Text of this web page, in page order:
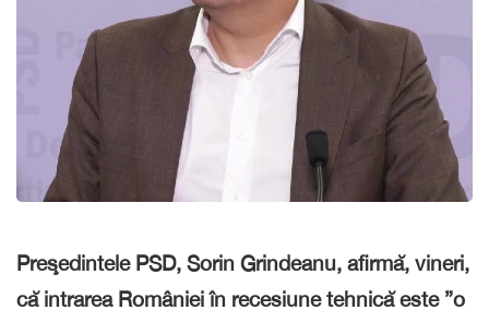
Preşedintele PSD, Sorin Grindeanu, afirmă, vineri,
că intrarea României în recesiune tehnică este ”o